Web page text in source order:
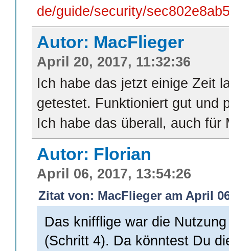
de/guide/security/
Autor: MacFlieger
April 20, 2017, 11:32:36
Ich habe das jetzt einige Zeit
getestet. Funktioniert gut und
Ich habe das überall, auch für
Autor: Florian
April 06, 2017, 13:54:26
Zitat von: MacFlieger am April
Das knifflige war die
(Schritt 4). Da könntest Du